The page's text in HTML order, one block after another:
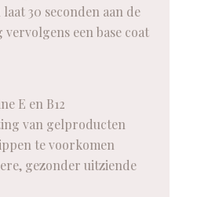
30 seconden aan de
een base coat
E en B12
van gelproducten
te voorkomen
gezonder uitziende